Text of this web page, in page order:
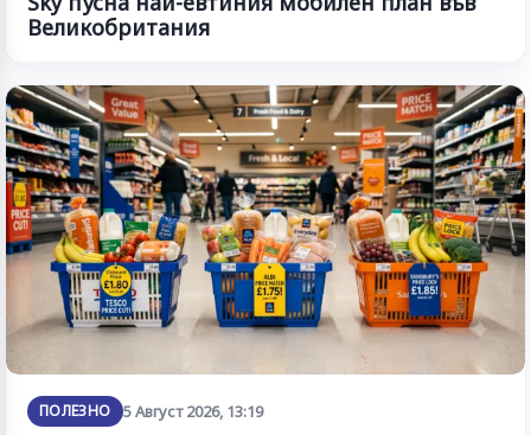
Великобритания
ПОЛЕЗНО 5 Август 2026, 13:19